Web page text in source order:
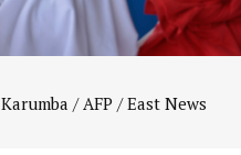
/ AFP / East News